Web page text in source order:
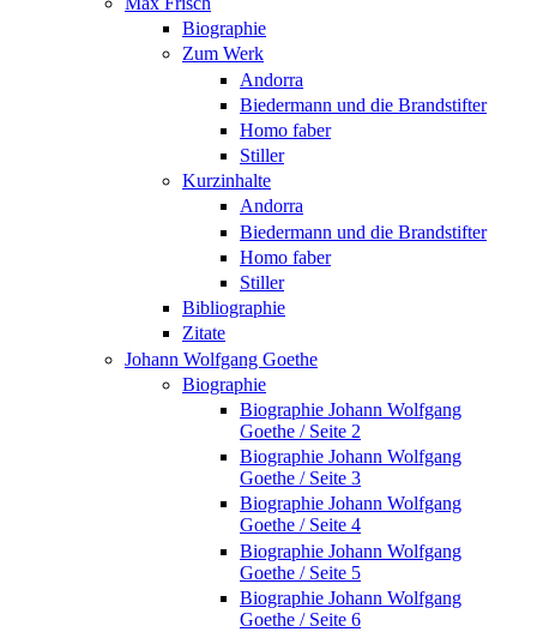
Biographie
Zum Werk
Andorra
Biedermann und die Brandstifter
Homo faber
Stiller
Kurzinhalte
Andorra
Biedermann und die Brandstifter
Homo faber
Stiller
Bibliographie
Zitate
Johann Wolfgang Goethe
Biographie
Biographie Johann Wolfgang
Goethe / Seite 2
Biographie Johann Wolfgang
Goethe / Seite 3
Biographie Johann Wolfgang
Goethe / Seite 4
Biographie Johann Wolfgang
Goethe / Seite 5
Biographie Johann Wolfgang
Goethe / Seite 6